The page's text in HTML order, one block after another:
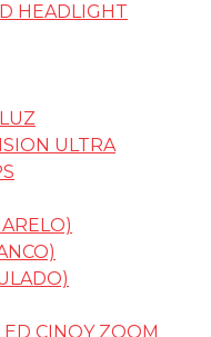
HEADLIGHT
ULTRA
CINOY ZOOM